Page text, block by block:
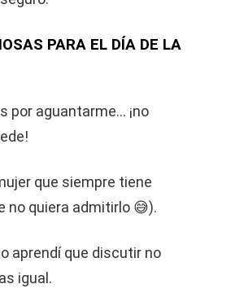
PARA EL DÍA DE LA
por aguantarme… ¡no
que siempre tiene
no quiera admitirlo 😅).
aprendí que discutir no
igual.